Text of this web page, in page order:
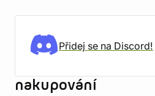
Přidej se na Discord!
nakupování